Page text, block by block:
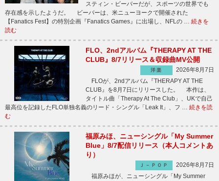
スティン・ビーバーだが、スポーツの世界でも
存在感を示したようだ。 ビーバーは、米ニューヨークで開催された
【Fanatics Fest】の特別企画『Fanatics Games』に出場し、NFLの … 続きを
読む
FLO、2ndアルバム『THERAPY AT THE
CLUB』8/7リリース＆収録曲MV公開
洋楽
2026年8月7日
FLOが、2ndアルバム『THERAPY AT THE
CLUB』を8月7日にリリースした。 本作は、
タイトル曲「Therapy At The Club」、UKで自己
最高位を記録したFLO単独名義のリード・シングル「Leak It」、フ … 続きを読
む
福原みほ、ニューシングル「My Summer
Blue」8/7配信リリース（本人コメントあ
り）
Ｊ－ＰＯＰ
2026年8月7日
福原みほが、ニューシングル「My Summer